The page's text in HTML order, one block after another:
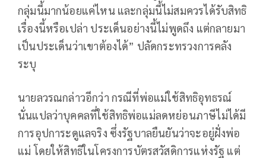
กลุ่มนี้มากน้อยแค่ไหน และกลุ่มนี้ไม่สมควรได้รับสิทธิ
เรื่องนี้หรือเปล่า ประเด็นอย่างนี้ไม่พูดถึง แต่กลายมา
เป็นประเด็นว่าเขาต้องได้” ปลัดกระทรวงการคลัง
ระบุ
นายลวรณกล่าวอีกว่า กรณีที่พ่อแม่ใช้สิทธิอุทธรณ์
นั่นแปลว่าบุคคลที่ใช้สิทธิพ่อแม่ลดหย่อนภาษีไม่ได้มี
การอุปการะดูแลจริง ซึ่งรัฐบาลยืนยันว่าจะอยู่ฝั่งพ่อ
แม่ โดยให้สิทธิในโครงการบัตรสวัสดิการแห่งรัฐ แต่